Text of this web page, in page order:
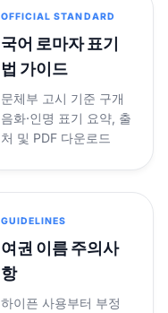
OFFICIAL STANDARD
국어 로마자 표기
법 가이드
문체부 고시 기준 구개
음화·인명 표기 요약, 출
처 및 PDF 다운로드
GUIDELINES
여권 이름 주의사
항
하이픈 사용부터 부정